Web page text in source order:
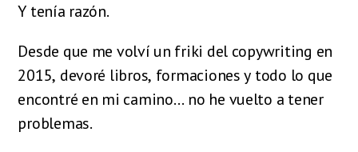
Y tenía razón.
Desde que me volví un friki del copywriting en
2015, devoré libros, formaciones y todo lo que
encontré en mi camino… no he vuelto a tener
problemas.